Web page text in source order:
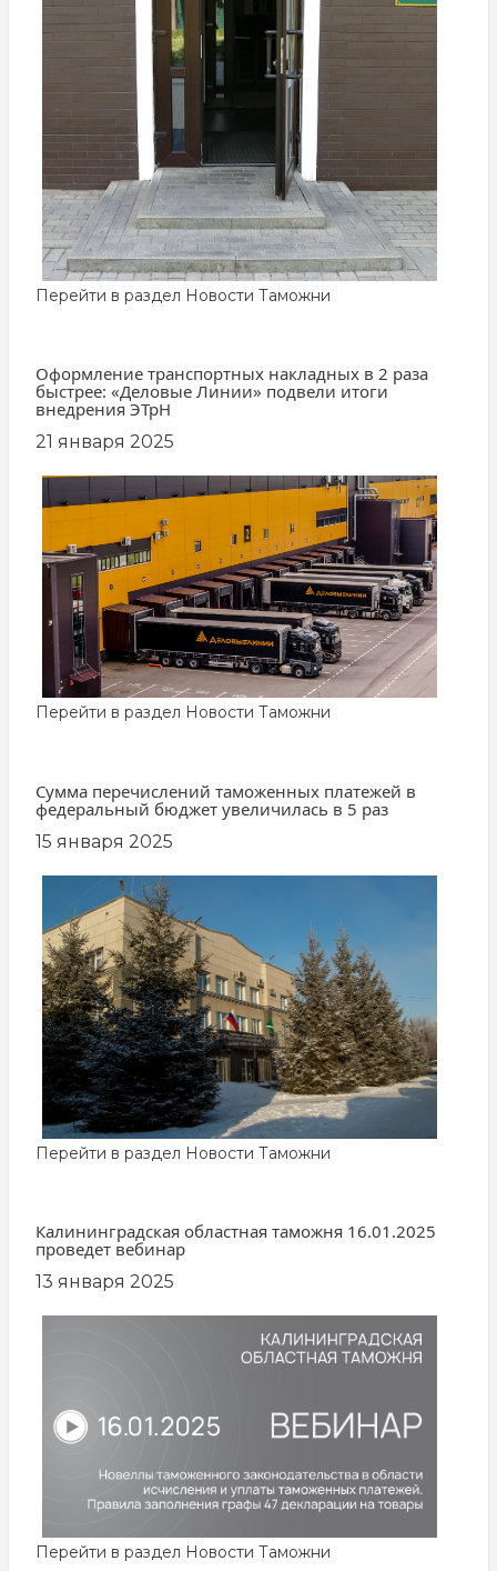
Перейти в раздел Новости Таможни
Оформление транспортных накладных в 2 раза
быстрее: «Деловые Линии» подвели итоги
внедрения ЭТрН
21 января 2025
заглавная
картинка
Перейти в раздел Новости Таможни
Сумма перечислений таможенных платежей в
федеральный бюджет увеличилась в 5 раз
15 января 2025
заглавная
картинка
Перейти в раздел Новости Таможни
Калининградская областная таможня 16.01.2025
проведет вебинар
13 января 2025
Перейти в раздел Новости Таможни